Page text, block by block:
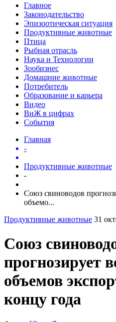
Главное
Законодательство
Эпизоотическая ситуация
Продуктивные животные
Птица
Рыбная отрасль
Наука и Технологии
Зообизнес
Домашние животные
Потребитель
Образование и карьера
Видео
ВиЖ в цифрах
События
Главная
-
Продуктивные животные
-
Союз свиноводов
объемо...
Продуктивные животные 31
Союз
прогнозирует
объемов
концу года